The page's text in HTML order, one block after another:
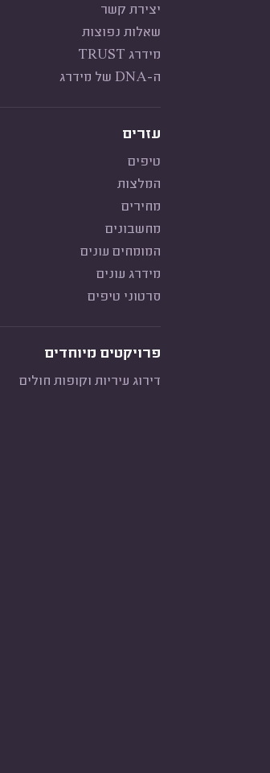
יצירת קשר
שאלות נפוצות
מידרג TRUST
ה-DNA של מידרג
עזרים
טיפים
המלצות
מחירים
מחשבונים
המומחים עונים
מידרג עונים
סרטוני טיפים
פרויקטים מיוחדים
דירוג עיריות וקופות חולים